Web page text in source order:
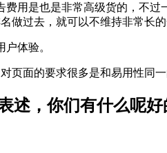
费用是也是非常高级货的，不
做过去，就可以不维持非常长
体验。
页面的要求很多是和易用性同
述，你们有什么呢好